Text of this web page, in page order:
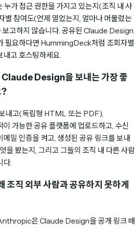
가 접근 권한을 가지고 있는지(조직 내 사
별 참여도(언제 열었는지, 얼마나 머물렀는
보고하지 않습니다. 공유된 Claude Design
필요하다면 HummingDeck처럼 조회자별
고 호스팅하세요.
Claude Design을 보내는 가장 좋
내고(독립형 HTML 또는 PDF),
가능한 공유 플랫폼에 업로드하고, 수신
일 인증을 켜고, 생성된 공유 링크를 보내
을 봤는지, 그리고 그들의 조직 내 다른 사람
다.
직 외부 사람과 공유하지 못하게
은 Claude Design을 공개 링크 배